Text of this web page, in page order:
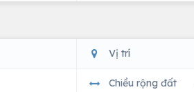
Vị trí
Chiều rộng đất